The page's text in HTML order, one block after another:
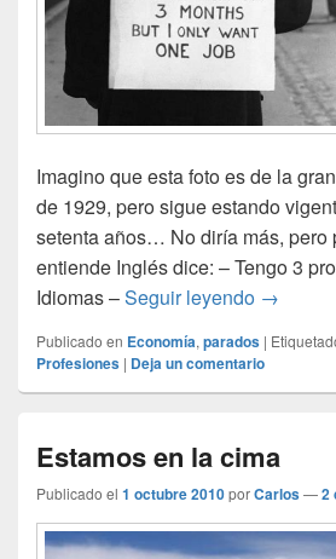
Imagino que esta foto es de la
de 1929, pero sigue estando
setenta años… No diría más, pero
entiende Inglés dice: – Tengo 3
Idiomas –Seguir leyendo Imagen
→
Publicado en Economía, parados |
Profesiones | Deja un comentario
Estamos en la cima
Publicado el 1 octubre 2010porCarlos—2